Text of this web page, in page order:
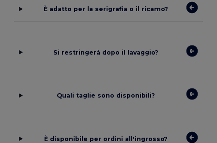
È adatto per la serigrafia o il ricamo?
Si restringerà dopo il lavaggio?
Quali taglie sono disponibili?
È disponibile per ordini all'ingrosso?